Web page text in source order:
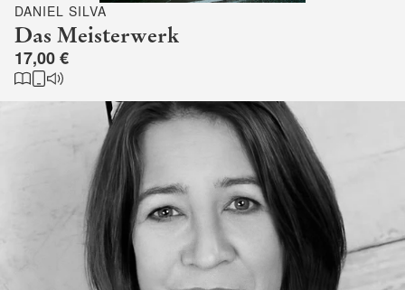
DANIEL SILVA
Das Meisterwerk
17,00 €